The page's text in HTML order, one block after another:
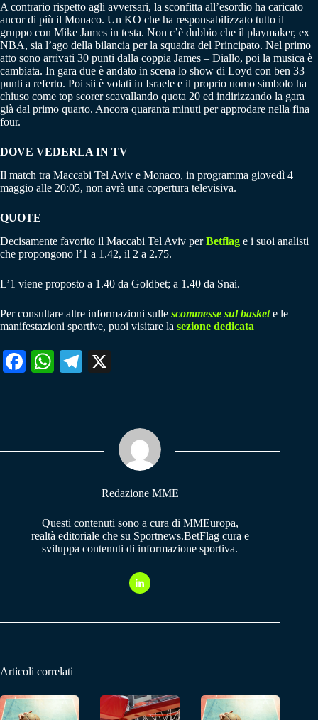
A contrario rispetto agli avversari, la sconfitta all’esordio ha caricato
ancor di più il Monaco. Un KO che ha responsabilizzato tutto il
gruppo con Mike James in testa. Non c’è dubbio che il playmaker, ex
NBA, sia l’ago della bilancia per la squadra del Principato. Nel primo
atto sono arrivati 30 punti dalla coppia James – Diallo, poi la musica è
cambiata. In gara due è andato in scena lo show di Loyd con ben 33
punti a referto. Poi sii è volati in Israele e il proprio uomo simbolo ha
chiuso come top scorer scavallando quota 20 ed indirizzando la gara
già dal primo quarto. Ancora quaranta minuti per approdare nella fina
four.
DOVE VEDERLA IN TV
Il match tra Maccabi Tel Aviv e Monaco, in programma giovedì 4
maggio alle 20:05, non avrà una copertura televisiva.
QUOTE
Decisamente favorito il Maccabi Tel Aviv perBetflag e i suoi analisti
che propongono l’1 a 1.42, il 2 a 2.75.
L’1 viene proposto a 1.40 da Goldbet; a 1.40 da Snai.
Per consultare altre informazioni sulle scommesse sul baskete le
manifestazioni sportive, puoi visitare la sezione dedicata
Fa W
pp
Te
m
Redazione MME
Questi contenuti sono a cura di MMEuropa,
realtà editoriale che su Sportnews.BetFlag cura e
sviluppa contenuti di informazione sportiva.
Articoli correlati